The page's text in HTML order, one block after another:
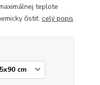
teplote
čistiť. celý popis